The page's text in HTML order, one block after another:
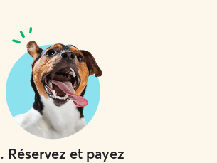
. Réservez et payez